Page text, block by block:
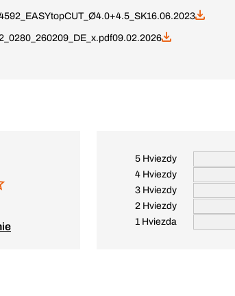
16.06.2023
09.02.2026
5 Hviezdy
4 Hviezdy
3 Hviezdy
2 Hviezdy
1 Hviezda